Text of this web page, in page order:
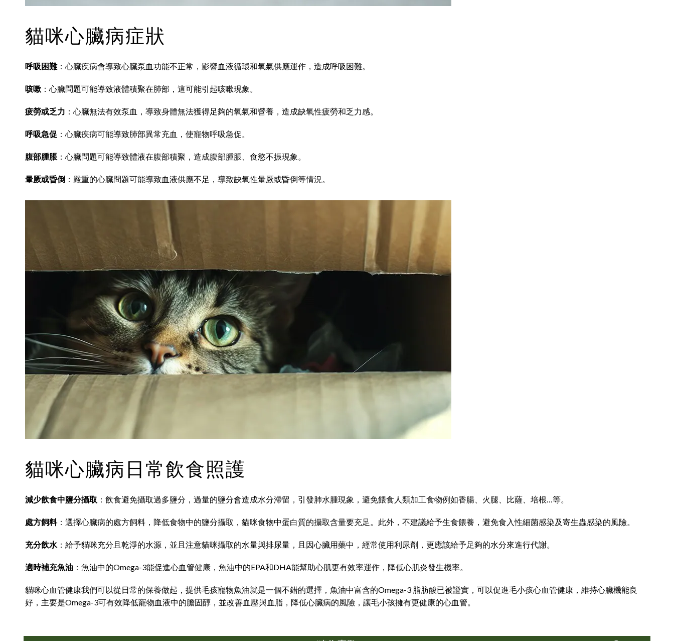
貓咪心臟病症狀
呼吸困難：心臟疾病會導致心臟泵血功能不正常，影響血液循環和氧氣供應運作，造成呼吸困難。
咳嗽 ：心臟問題可能導致液體積聚在肺部，這可能引起咳嗽現象。
疲勞或乏力 ：心臟無法有效泵血，導致身體無法獲得足夠的氧氣和營養，造成缺氧性疲勞和乏力感。
呼吸急促 ：心臟疾病可能導致肺部異常充血，使寵物呼吸急促。
腹部腫脹 ：心臟問題可能導致體液在腹部積聚，造成腹部腫脹、食慾不振現象。
暈厥或昏倒 ：嚴重的心臟問題可能導致血液供應不足，導致缺氧性暈厥或昏倒等情況。
貓咪心臟病日常飲食照護
減少飲食中鹽分攝取 ：飲食避免攝取過多鹽分，過量的鹽分會造成水分滯留，引發肺水腫現象，避免餵食人類加工食物例如香腸、火腿、比薩、培根…等。
處方飼料：選擇心臟病的處方飼料，降低食物中的鹽分攝取，貓咪食物中蛋白質的攝取含量要充足。此外，不建議給予生食餵養，避免食入性細菌感染及寄生蟲感染的風險。
充分飲水 ：給予貓咪充分且乾淨的水源，並且注意貓咪攝取的水量與排尿量，且因心臟用藥中，經常使用利尿劑，更應該給予足夠的水分來進行代謝。
適時補充魚油 ：魚油中的Omega-3能促進心血管健康，魚油中的EPA和DHA能幫助心肌更有效率運作，降低心肌炎發生機率。
貓咪心血管健康我們可以從日常的保養做起，提供毛孩寵物魚油就是一個不錯的選擇，魚油中富含的Omega-3 脂肪酸已被證實，可以促進毛小孩心血管健康，維持心臟機能良
好，主要是Omega-3可有效降低寵物血液中的膽固醇，並改善血壓與血脂，降低心臟病的風險，讓毛小孩擁有更健康的心血管。